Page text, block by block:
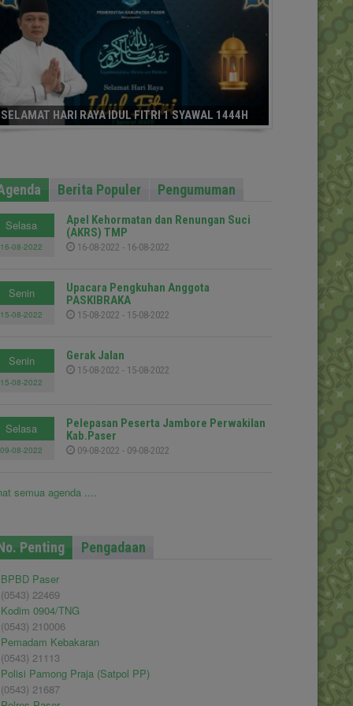
SELAMAT HARI RAYA IDUL FITRI 1 SYAWAL 1444H
Berita Populer Pengumuman
Selasa
16-08-2022
Apel Kehormatan dan Renungan Suci
(AKRS) TMP
16-08-2022 - 16-08-2022
Senin
15-08-2022
Upacara Pengkuhan Anggota
PASKIBRAKA
15-08-2022 - 15-08-2022
Senin
15-08-2022
Gerak Jalan
15-08-2022 - 15-08-2022
Selasa
09-08-2022
Pelepasan Peserta Jambore Perwakilan
Kab.Paser
09-08-2022 - 09-08-2022
semua agenda ....
Penting Pengadaan
BPBD Paser
(0543) 22469
Kodim 0904/TNG
(0543) 210006
Pemadam Kebakaran
(0543) 21113
Polisi Pamong Praja (Satpol PP)
(0543) 21687